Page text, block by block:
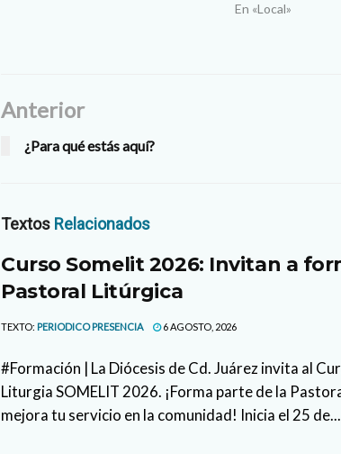
En «Local»
Anterior
¿Para qué estás aquí?
Textos Relacionados
Curso Somelit 2026: Invitan a
Pastoral Litúrgica
TEXTO: PERIODICO PRESENCIA 6 AGOSTO, 2026
#Formación | La Diócesis de Cd. Juárez invita al
Liturgia SOMELIT 2026. ¡Forma parte de la
mejora tu servicio en la comunidad! Inicia el 25 de...